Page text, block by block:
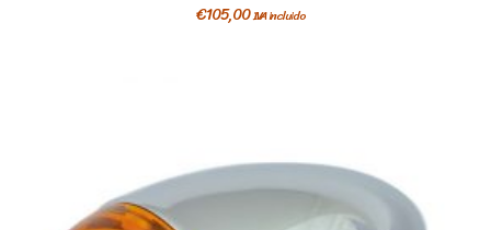
€105,00IVA incluido